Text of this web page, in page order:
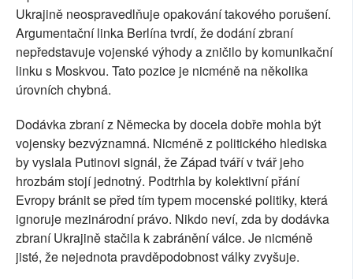
Ukrajině neospravedlňuje opakování takového porušení.
Argumentační linka Berlína tvrdí, že dodání zbraní
nepředstavuje vojenské výhody a zničilo by komunikační
linku s Moskvou. Tato pozice je nicméně na několika
úrovních chybná.
Dodávka zbraní z Německa by docela dobře mohla být
vojensky bezvýznamná. Nicméně z politického hlediska
by vyslala Putinovi signál, že Západ tváří v tvář jeho
hrozbám stojí jednotný. Podtrhla by kolektivní přání
Evropy bránit se před tím typem mocenské politiky, která
ignoruje mezinárodní právo. Nikdo neví, zda by dodávka
zbraní Ukrajině stačila k zabránění válce. Je nicméně
jisté, že nejednota pravděpodobnost války zvyšuje.